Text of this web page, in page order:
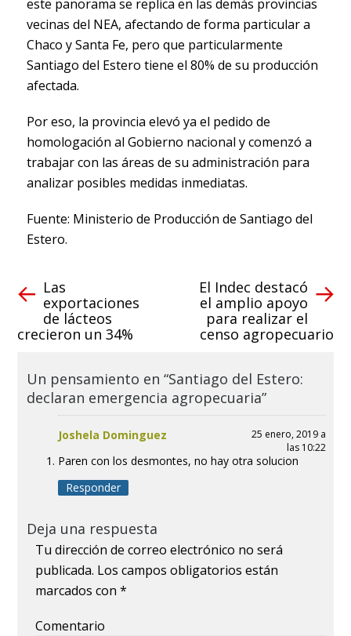
este panorama se replica en las demás provincias
vecinas del NEA, afectando de forma particular a
Chaco y Santa Fe, pero que particularmente
Santiago del Estero tiene el 80% de su producción
afectada.
Por eso, la provincia elevó ya el pedido de
homologación al Gobierno nacional y comenzó a
trabajar con las áreas de su administración para
analizar posibles medidas inmediatas.
Fuente: Ministerio de Producción de Santiago del
Estero.
Las
exportaciones
de lácteos
crecieron un 34%
El Indec destacó
el amplio apoyo
para realizar el
censo agropecuario
Un pensamiento en “Santiago del Estero:
declaran emergencia agropecuaria”
Joshela Dominguez
25 enero, 2019 a
las 10:22
Paren con los desmontes, no hay otra solucion
Responder
Deja una respuesta
Tu dirección de correo electrónico no será
publicada. Los campos obligatorios están
marcados con*
Comentario